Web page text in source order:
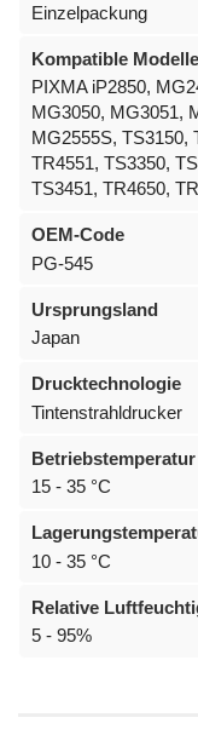
Einzelpackung
Kompatible Modelle
PIXMA iP2850,
MG3050, MG3051,
MG2555S, TS3150,
TR4551, TS3350,
TS3451, TR4650,
OEM-Code
PG-545
Ursprungsland
Japan
Drucktechnologie
Tintenstrahldrucker
Betriebstemperatur
15 - 35 °C
10 - 35 °C
Relative
5 - 95%